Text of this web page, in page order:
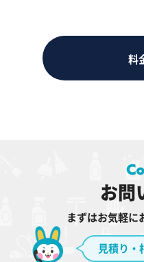
料
お問
まずはお気軽に
見積り・